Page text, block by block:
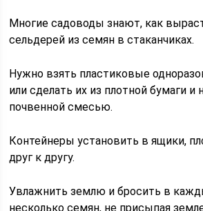
Многие садоводы знают, как
сельдерей из семян в стаканчиках.
Нужно взять пластиковые
или сделать их из плотной бумаги и
почвенной смесью.
Контейнеры установить в ящики,
друг к другу.
Увлажнить землю и бросить в
несколько семян, не присыпая